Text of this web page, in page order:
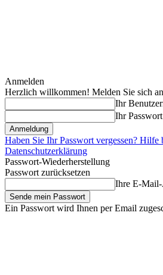
Anmelden
Herzlich willkommen! Melden Sie sich an
Ihr
Ihr Passwort
Haben Sie Ihr Passwort vergessen? Hilfe
Datenschutzerklärung
Passwort-Wiederherstellung
Passwort zurücksetzen
Ihre E-Mail-
Ein Passwort wird Ihnen per Email